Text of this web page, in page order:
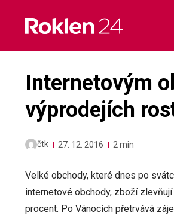
content
Internetovým
výprodejích
čtk 27. 12. 2016 2 min
Velké obchody, které dnes po
internetové obchody, zboží
procent. Po Vánocích přetrvává